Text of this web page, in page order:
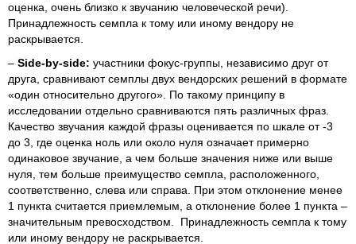
оценка, очень близко к звучанию человеческой речи).
Принадлежность семпла к тому или иному вендору не
раскрывается.
– Side-by-side: участники фокус-группы, независимо друг от
друга, сравнивают семплы двух вендорских решений в формате
«один относительно другого». По такому принципу в
исследовании отдельно сравниваются пять различных фраз.
Качество звучания каждой фразы оценивается по шкале от -3
до 3, где оценка ноль или около нуля означает примерно
одинаковое звучание, а чем больше значения ниже или выше
нуля, тем больше преимущество семпла, расположенного,
соответственно, слева или справа. При этом отклонение менее
1 пункта считается приемлемым, а отклонение более 1 пункта –
значительным превосходством. Принадлежность семпла к тому
или иному вендору не раскрывается.